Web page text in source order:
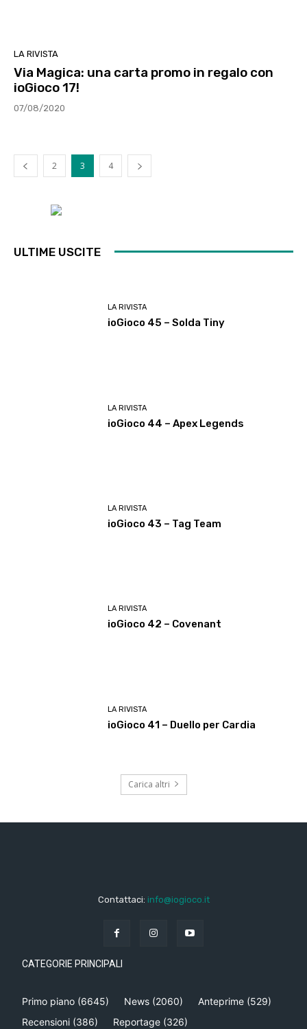
LA RIVISTA
Via Magica: una carta promo in regalo con
ioGioco 17!
07/08/2020
2 3 4
ULTIME USCITE
LA RIVISTA
ioGioco 45 – Solda Tiny
LA RIVISTA
ioGioco 44 – Apex Legends
LA RIVISTA
ioGioco 43 – Tag Team
LA RIVISTA
ioGioco 42 – Covenant
LA RIVISTA
ioGioco 41 – Duello per Cardia
Carica altri
Contattaci: info@iogioco.it
CATEGORIE PRINCIPALI
Primo piano (6645) News (2060) Anteprime (529)
Recensioni (386) Reportage (326)